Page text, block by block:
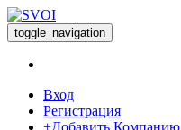
toggle_navigation
Вход
Регистрация
+Добавить Компанию